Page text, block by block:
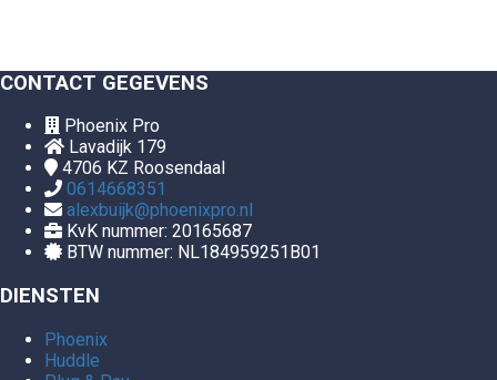
CONTACT GEGEVENS
Phoenix Pro
Lavadijk 179
4706 KZ Roosendaal
0614668351
alexbuijk@phoenixpro.nl
KvK nummer: 20165687
BTW nummer: NL184959251B01
DIENSTEN
Phoenix
Huddle